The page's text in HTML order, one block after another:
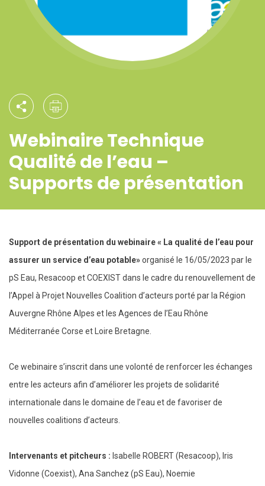
Webinaire Technique
Qualité de l’eau –
Supports de présentation
Support de présentation du webinaire « La qualité de l’eau pour
assurer un service d’eau potable»organisé le 16/05/2023 par le
pS Eau, Resacoop et COEXIST dans le cadre du renouvellement de
l’Appel à Projet Nouvelles Coalition d’acteurs porté par la Région
Auvergne Rhône Alpes et les Agences de l’Eau Rhône
Méditerranée Corse et Loire Bretagne.
Ce webinaire s’inscrit dans une volonté de renforcer les échanges
entre les acteurs afin d’améliorer les projets de solidarité
internationale dans le domaine de l’eau et de favoriser de
nouvelles coalitions d’acteurs.
Intervenants et pitcheurs : Isabelle ROBERT (Resacoop), Iris
Vidonne (Coexist), Ana Sanchez (pS Eau), Noemie